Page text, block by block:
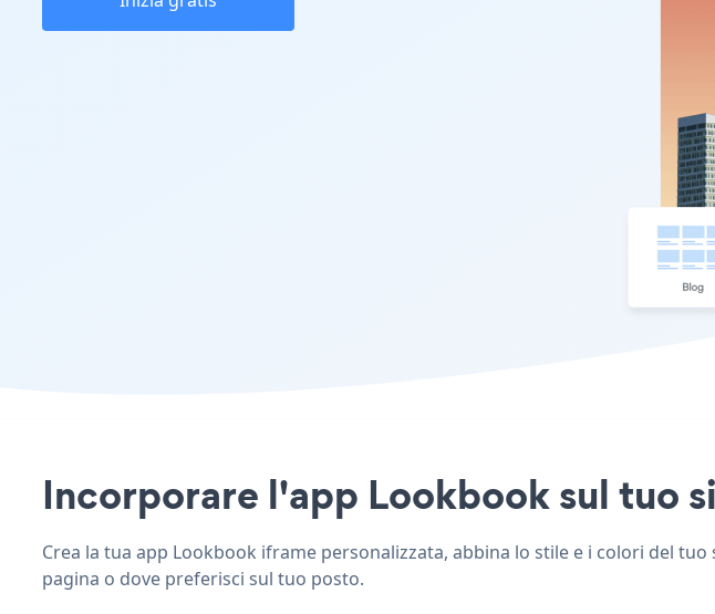
Incorporare l'app Lookbook sul tuo
Crea la tua app Lookbook iframe personalizzata, abbina lo stile e i colori del
pagina o dove preferisci sul tuo posto.